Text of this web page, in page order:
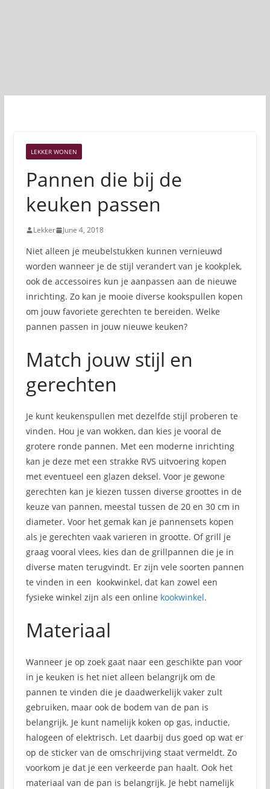
LEKKER WONEN
Pannen die bij de
keuken passen
Lekker June 4, 2018
Niet alleen je meubelstukken kunnen vernieuwd
worden wanneer je de stijl verandert van je kookplek,
ook de accessoires kun je aanpassen aan de nieuwe
inrichting. Zo kan je mooie diverse kookspullen kopen
om jouw favoriete gerechten te bereiden. Welke
pannen passen in jouw nieuwe keuken?
Match jouw stijl en
gerechten
Je kunt keukenspullen met dezelfde stijl proberen te
vinden. Hou je van wokken, dan kies je vooral de
grotere ronde pannen. Met een moderne inrichting
kan je deze met een strakke RVS uitvoering kopen
met eventueel een glazen deksel. Voor je gewone
gerechten kan je kiezen tussen diverse groottes in de
keuze van pannen, meestal tussen de 20 en 30 cm in
diameter. Voor het gemak kan je pannensets kopen
als je gerechten vaak varieren in grootte. Of grill je
graag vooral vlees, kies dan de grillpannen die je in
diverse maten terugvindt. Er zijn vele soorten pannen
te vinden in een kookwinkel, dat kan zowel een
fysieke winkel zijn als een online kookwinkel.
Materiaal
Wanneer je op zoek gaat naar een geschikte pan voor
in je keuken is het niet alleen belangrijk om de
pannen te vinden die je daadwerkelijk vaker zult
gebruiken, maar ook de bodem van de pan is
belangrijk. Je kunt namelijk koken op gas, inductie,
halogeen of elektrisch. Let daarbij dus goed op wat er
op de sticker van de omschrijving staat vermeldt. Zo
voorkom je dat je een verkeerde pan haalt. Ook het
materiaal van de pan is belangrijk. Je hebt namelijk